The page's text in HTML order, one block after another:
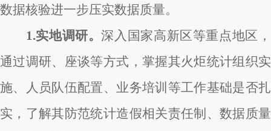
数据核验进一步压实数据质量。
1.实地调研。深入国家高新区等重点地区，
通过调研、座谈等方式，掌握其火炬统计组织实
施、人员队伍配置、业务培训等工作基础是否扎
实，了解其防范统计造假相关责任制、数据质量